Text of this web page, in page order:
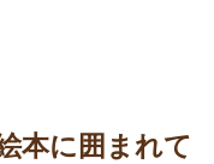
本に囲まれて